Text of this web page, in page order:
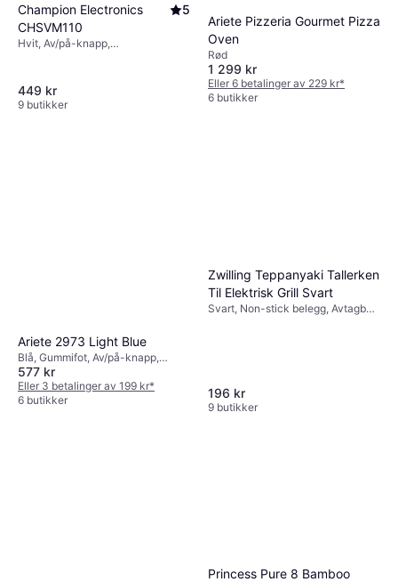
Champion Electronics
CHSVM110
5
Hvit, Av/på-knapp,
449 kr
9 butikker
Ariete Pizzeria Gourmet Pizza
Oven
Rød
1 299 kr
Eller 6 betalinger av 229 kr*
6 butikker
Ariete 2973 Light Blue
Blå, Gummifot, Av/på-knapp,
1.81kg
577 kr
Eller 3 betalinger av 199 kr*
6 butikker
Zwilling Teppanyaki Tallerken
Til Elektrisk Grill Svart
Svart, Non-stick belegg, Avtagbar
196 kr
9 butikker
Princess Pure 8 Bamboo